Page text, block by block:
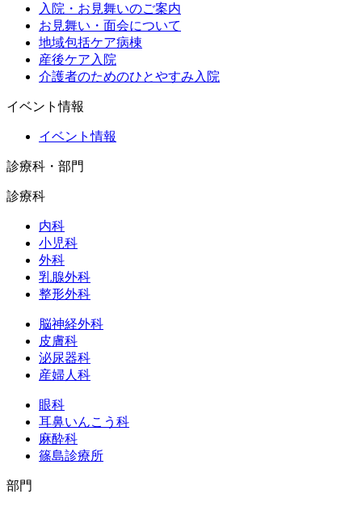
入院・お見舞いのご案内
お見舞い・面会について
地域包括ケア病棟
産後ケア入院
介護者のためのひとやすみ入院
イベント情報
イベント情報
診療科・部門
診療科
内科
小児科
外科
乳腺外科
整形外科
脳神経外科
皮膚科
泌尿器科
産婦人科
眼科
耳鼻いんこう科
麻酔科
篠島診療所
部門